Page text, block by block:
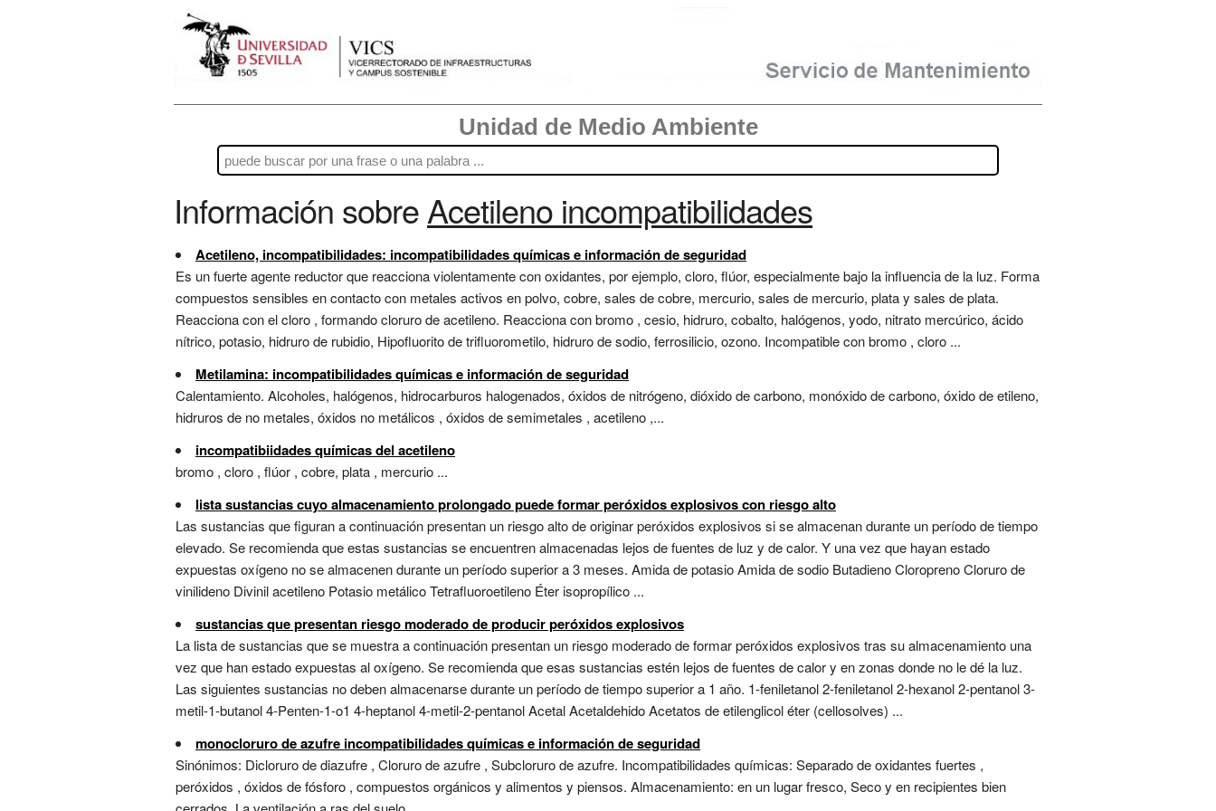
Unidad de Medio Ambiente
Información sobreAcetileno incompatibilidades
Acetileno, incompatibilidades: incompatibilidades químicas e información de seguridad
Es un fuerte agente reductor que reacciona violentamente con oxidantes, por ejemplo, cloro, flúor, especialmente bajo la influencia de la luz. Forma
compuestos sensibles en contacto con metales activos en polvo, cobre, sales de cobre, mercurio, sales de mercurio, plata y sales de plata.
Reacciona con el cloro , formando cloruro de acetileno. Reacciona con bromo , cesio, hidruro, cobalto, halógenos, yodo, nitrato mercúrico, ácido
nítrico, potasio, hidruro de rubidio, Hipofluorito de trifluorometilo, hidruro de sodio, ferrosilicio, ozono. Incompatible con bromo , cloro ...
Metilamina: incompatibilidades químicas e información de seguridad
Calentamiento. Alcoholes, halógenos, hidrocarburos halogenados, óxidos de nitrógeno, dióxido de carbono, monóxido de carbono, óxido de etileno,
hidruros de no metales, óxidos no metálicos , óxidos de semimetales , acetileno ,...
incompatibiidades químicas del acetileno
bromo , cloro , flúor , cobre, plata , mercurio ...
lista sustancias cuyo almacenamiento prolongado puede formar peróxidos explosivos con riesgo alto
Las sustancias que figuran a continuación presentan un riesgo alto de originar peróxidos explosivos si se almacenan durante un período de tiempo
elevado. Se recomienda que estas sustancias se encuentren almacenadas lejos de fuentes de luz y de calor. Y una vez que hayan estado
expuestas oxígeno no se almacenen durante un período superior a 3 meses. Amida de potasio Amida de sodio Butadieno Cloropreno Cloruro de
vinilideno Divinil acetileno Potasio metálico Tetrafluoroetileno Éter isopropílico ...
sustancias que presentan riesgo moderado de producir peróxidos explosivos
La lista de sustancias que se muestra a continuación presentan un riesgo moderado de formar peróxidos explosivos tras su almacenamiento una
vez que han estado expuestas al oxígeno. Se recomienda que esas sustancias estén lejos de fuentes de calor y en zonas donde no le dé la luz.
Las siguientes sustancias no deben almacenarse durante un período de tiempo superior a 1 año. 1-feniletanol 2-feniletanol 2-hexanol 2-pentanol 3-
metil-1-butanol 4-Penten-1-o1 4-heptanol 4-metil-2-pentanol Acetal Acetaldehido Acetatos de etilenglicol éter (cellosolves) ...
monocloruro de azufre incompatibilidades químicas e información de seguridad
Sinónimos: Dicloruro de diazufre , Cloruro de azufre , Subcloruro de azufre. Incompatibilidades químicas: Separado de oxidantes fuertes ,
peróxidos , óxidos de fósforo , compuestos orgánicos y alimentos y piensos. Almacenamiento: en un lugar fresco, Seco y en recipientes bien